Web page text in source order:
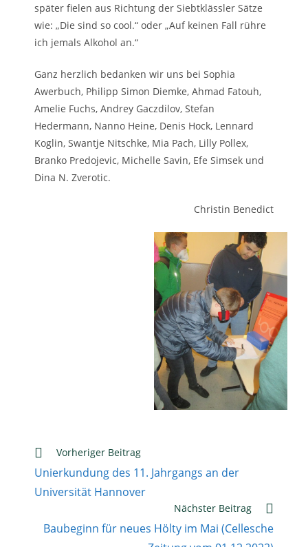
später fielen aus Richtung der Siebtklässler Sätze
wie: „Die sind so cool.“ oder „Auf keinen Fall rühre
ich jemals Alkohol an.“
Ganz herzlich bedanken wir uns bei Sophia
Awerbuch, Philipp Simon Diemke, Ahmad Fatouh,
Amelie Fuchs, Andrey Gaczdilov, Stefan
Hedermann, Nanno Heine, Denis Hock, Lennard
Koglin, Swantje Nitschke, Mia Pach, Lilly Pollex,
Branko Predojevic, Michelle Savin, Efe Simsek und
Dina N. Zverotic.
Christin Benedict
Weitere
ansehen
Vorheriger Beitrag
Unierkundung des 11. Jahrgangs an der
Universität Hannover
Nächster Beitrag
Baubeginn für neues Hölty im Mai (Cellesche